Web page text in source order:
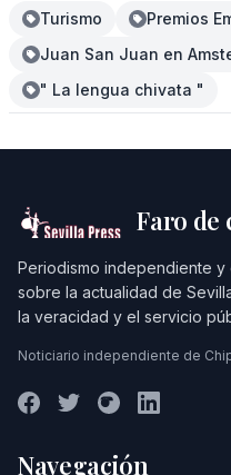
Turismo Premios
Juan San Juan en
" La lengua chivata "
Faro de
Periodismo independiente
sobre la actualidad de
la veracidad y el servicio
Noticiario independiente de
Navegación